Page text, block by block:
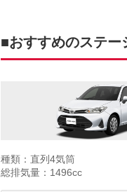
■おすすめのステー
種類：直列4気筒
総排気量：1496cc